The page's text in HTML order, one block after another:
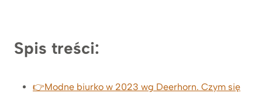
Spis treści:
👉Modne biurko w 2023 wg Deerhorn. Czym się